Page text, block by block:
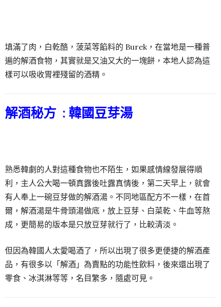
填滿了肉，白乾酪，菠菜等餡料的 Burek，在當地是一種普
遍的解酒食物，其實就是又油又大的一塊餅，本地人認為這
樣可以吸收胃裡殘留的酒精。
解酒秘方 : 韓國豆芽湯
熟悉韓劇的人對這種食物也不陌生，如果感情線發展得順
利，主人公大喝一頓真露後吐露真情後，第二天早上，就會
有人奉上一碗豆芽做的解酒湯。不同地區配方不一樣，在首
爾，解酒湯是牛骨頭湯做底，放上豆芽、白菜乾、牛血等熬
成，更簡易的版本是只放豆芽就行了，比較清淡。
但因為韓國人太愛喝酒了，所以出現了很多更便捷的解酒產
品，有很多以「解酒」為賣點的功能性飲料，後來還出現了
零食、冰淇淋等等，名目繁多，隨處可見。